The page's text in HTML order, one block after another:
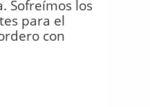
Sofreímos los
para el
con